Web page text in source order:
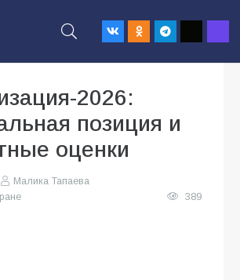
2026:
позиция и
оценки
Малика Тапаева
389